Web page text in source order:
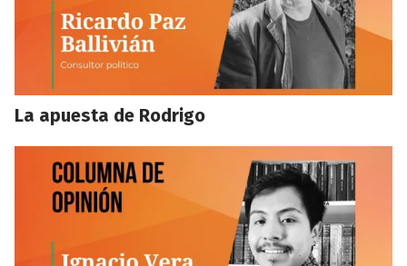
La apuesta de Rodrigo